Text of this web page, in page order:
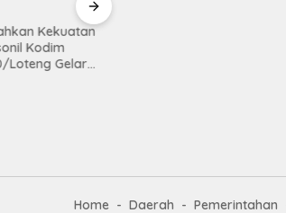
Kekuatan
Kodim
Loteng Gelar
Home Daerah Pemerintahan